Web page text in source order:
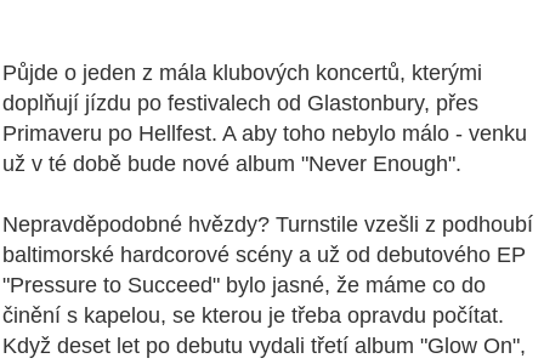
Půjde o jeden z mála klubových koncertů, kterými
doplňují jízdu po festivalech od Glastonbury, přes
Primaveru po Hellfest. A aby toho nebylo málo - venku
už v té době bude nové album "Never Enough".
Nepravděpodobné hvězdy? Turnstile vzešli z podhoubí
baltimorské hardcorové scény a už od debutového EP
"Pressure to Succeed" bylo jasné, že máme co do
činění s kapelou, se kterou je třeba opravdu počítat.
Když deset let po debutu vydali třetí album "Glow On",